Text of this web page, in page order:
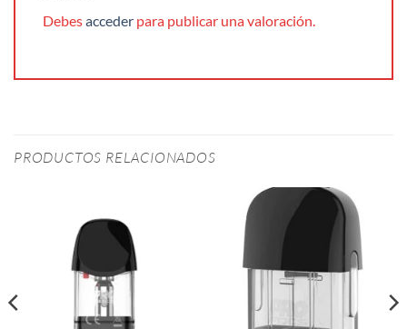
Debesacceder para publicar una valoración.
PRODUCTOS RELACIONADOS